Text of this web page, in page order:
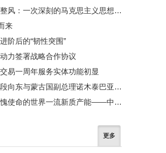
伟大征程丨延安整风：一次深刻的马克思主义思想教育运动
来
阶后的“韧性突围”
力签署战略合作协议
易一周年服务实体功能初显
中铝集团董事长段向东与蒙古国副总理诺木泰巴亚尔举行会谈
锻造无愧时代无愧使命的世界一流新质产能——中国有色金属工业的战略应对与破局之道（二）
更多